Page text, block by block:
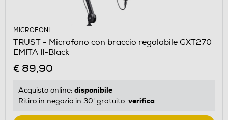
MICROFONI
TRUST - Microfono con braccio regolabile GXT270
EMITA II-Black
€ 89,90
Acquisto online: disponibile
Ritiro in negozio in 30' gratuito: verifica